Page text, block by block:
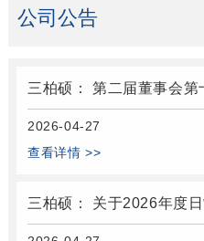
公司公告
三柏硕： 第二届董事会
2026-04-27
查看详情 >>
三柏硕： 关于2026年度